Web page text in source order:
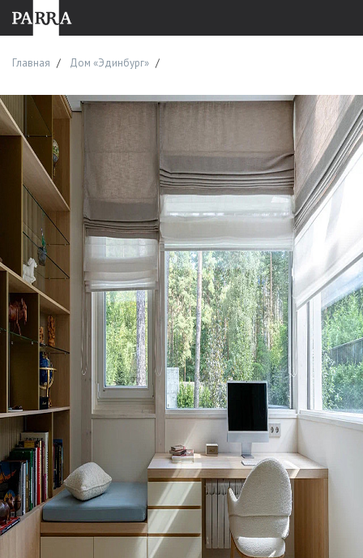
Главная Дом «Эдинбург»